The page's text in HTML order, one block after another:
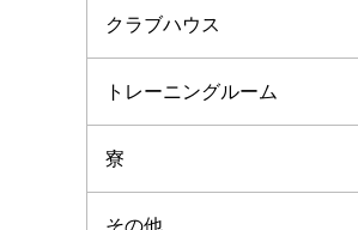
クラブハウス
トレーニングルーム
寮
その他